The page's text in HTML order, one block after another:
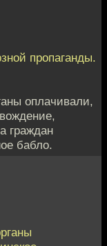
пропаганды.
оплачивали,
граждан
бабло.